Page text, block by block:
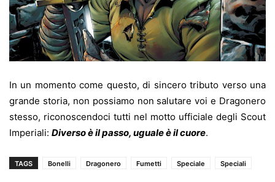
In un momento come questo, di sincero tributo verso una
grande storia, non possiamo non salutare voi e Dragonero
stesso, riconoscendoci tutti nel motto ufficiale degli Scout
Imperiali: Diverso è il passo, uguale è il cuore.
TAGS Bonelli Dragonero Fumetti Speciale Speciali